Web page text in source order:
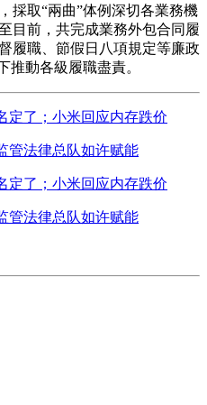
採取“兩曲”体例深切各業務機
目前，共完成業務外包合同履
履職、節假日八項規定等廉政
推動各級履職盡責。
定了；小米回应内存跌价
管法律总队如许赋能
定了；小米回应内存跌价
管法律总队如许赋能